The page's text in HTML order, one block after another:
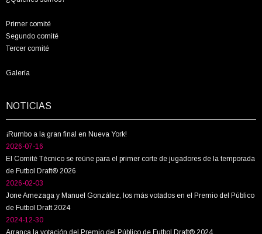
Primer comité
Segundo comité
Tercer comité
Galería
NOTICIAS
¡Rumbo a la gran final en Nueva York!
2026-07-16
El Comité Técnico se reúne para el primer corte de jugadores de la temporada
de Futbol Draft® 2026
2026-02-03
Jone Amezaga y Manuel González, los más votados en el Premio del Público
de Futbol Draft 2024
2024-12-30
Arranca la votación del Premio del Público de Futbol Draft® 2024